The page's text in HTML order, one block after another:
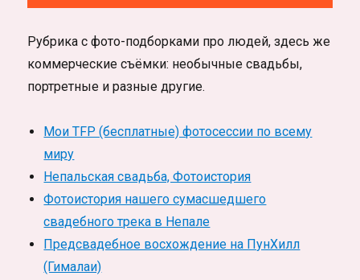
Рубрика с фото-подборками про людей, здесь же
коммерческие съёмки: необычные свадьбы,
портретные и разные другие.
Мои TFP (бесплатные) фотосессии по всему
миру
Непальская свадьба, Фотоистория
Фотоистория нашего сумасшедшего
свадебного трека в Непале
Предсвадебное восхождение на ПунХилл
(Гималаи)